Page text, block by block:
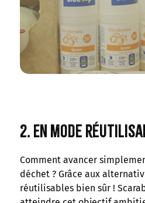
2. En mode
Comment avancer
déchet ? Grâce aux
réutilisables bien sûr !